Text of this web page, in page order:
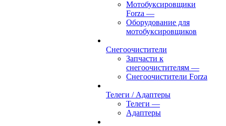
Мотобуксировщики
Forza —
Оборудование для
мотобуксировщиков
Снегоочистители
Запчасти к
снегоочистителям —
Снегоочистители Forza
Телеги / Адаптеры
Телеги —
Адаптеры